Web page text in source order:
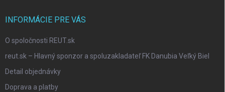
INFORMÁCIE PRE VÁS
O spoločnosti REUT.sk
reut.sk – Hlavný sponzor a spoluzakladateľ FK Danubia Veľký Biel
Detail objednávky
Doprava a platby